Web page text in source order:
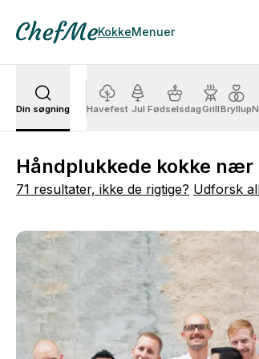
KokkeMenuer
Din søgning Havefest Jul FødselsdagGrillBryllup
Håndplukkede kokke nær
71 resultater, ikke de rigtige? Udforsk